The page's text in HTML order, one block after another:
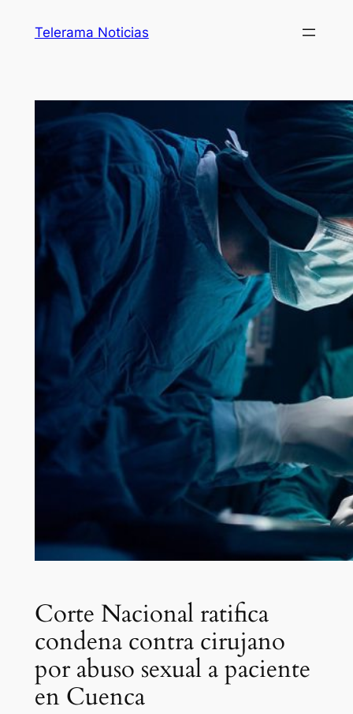
Telerama Noticias
Corte Nacional ratifica
condena contra cirujano
por abuso sexual a paciente
en Cuenca